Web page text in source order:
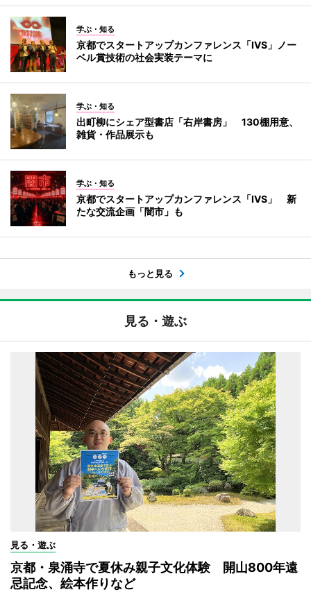
学ぶ・知る
京都でスタートアップカンファレンス「IVS」ノー
ベル賞技術の社会実装テーマに
学ぶ・知る
出町柳にシェア型書店「右岸書房」 130棚用意、
雑貨・作品展示も
学ぶ・知る
京都でスタートアップカンファレンス「IVS」 新
たな交流企画「闇市」も
もっと見る
見る・遊ぶ
見る・遊ぶ
京都・泉涌寺で夏休み親子文化体験 開山800年遠
忌記念、絵本作りなど